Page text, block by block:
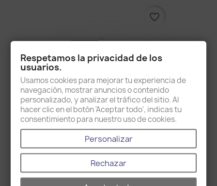
Armoire Haute 2P
244,00 €
favorite_border
Respetamos la privacidad de los
usuarios.
Usamos cookies para mejorar tu experiencia de
navegación, mostrar anuncios o contenido
personalizado, y analizar el tráfico del sitio. Al
hacer clic en el botón 'Aceptar todo', indicas tu
consentimiento para nuestro uso de cookies.
Personalizar
Rechazar